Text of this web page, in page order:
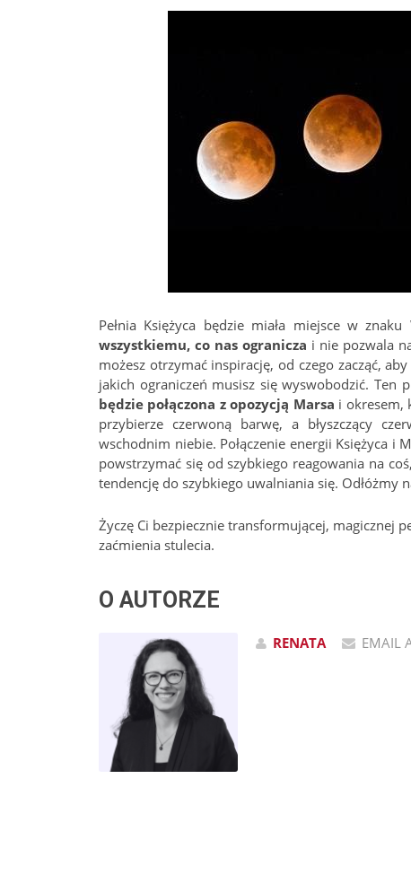
Pełnia Księżyca będzie miała miejsce w znaku
wszystkiemu, co nas ogranicza i nie pozwala
możesz otrzymać inspirację, od czego zacząć,
jakich ograniczeń musisz się wyswobodzić. Ten
będzie połączona z opozycją Marsa i okresem,
przybierze czerwoną barwę, a błyszczący
wschodnim niebie. Połączenie energii Księżyca
powstrzymać się od szybkiego reagowania na
tendencję do szybkiego uwalniania się. Odłóżmy
Życzę Ci bezpiecznie transformującej, magicznej
zaćmienia stulecia.
O AUTORZE
RENATA EMAIL